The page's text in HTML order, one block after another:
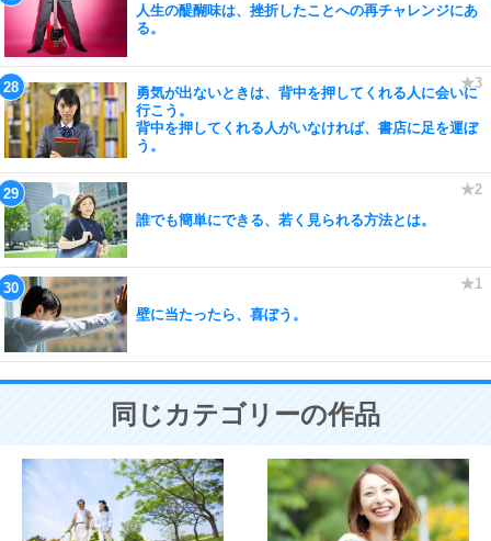
人生の醍醐味は、挫折したことへの再チャレンジにあ
る。
勇気が出ないときは、背中を押してくれる人に会いに
行こう。
背中を押してくれる人がいなければ、書店に足を運ぼ
う。
誰でも簡単にできる、若く見られる方法とは。
壁に当たったら、喜ぼう。
同じカテゴリーの作品